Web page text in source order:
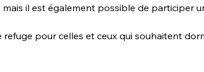
il est également possible de participer
pour celles et ceux qui souhaitent